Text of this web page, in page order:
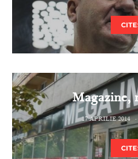
Magazine,
17 APRILIE 2014